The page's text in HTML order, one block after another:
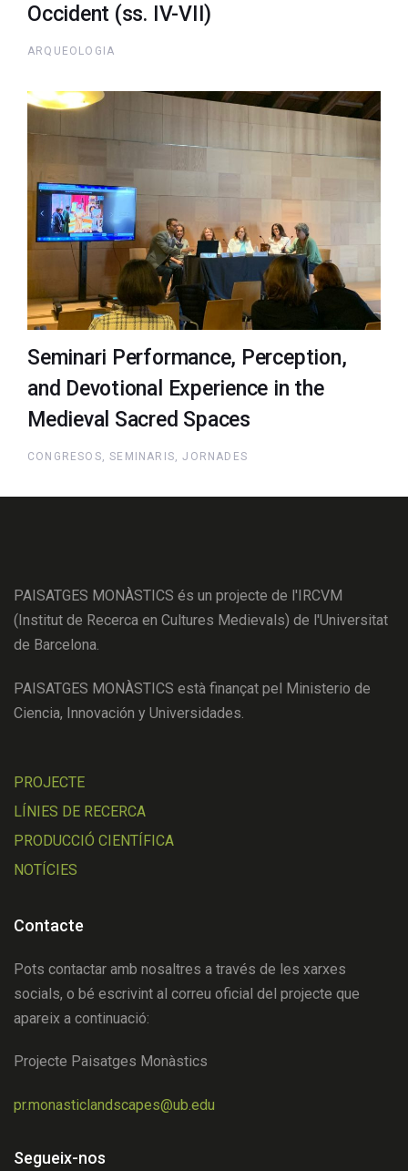
Occident (ss. IV-VII)
ARQUEOLOGIA
Seminari Performance, Perception,
and Devotional Experience in the
Medieval Sacred Spaces
CONGRESOS, SEMINARIS, JORNADES
PAISATGES MONÀSTICS és un projecte de l'IRCVM
(Institut de Recerca en Cultures Medievals) de l'Universitat
de Barcelona.
PAISATGES MONÀSTICS està finançat pel Ministerio de
Ciencia, Innovación y Universidades.
PROJECTE
LÍNIES DE RECERCA
PRODUCCIÓ CIENTÍFICA
NOTÍCIES
Contacte
Pots contactar amb nosaltres a través de les xarxes
socials, o bé escrivint al correu oficial del projecte que
apareix a continuació:
Projecte Paisatges Monàstics
pr.monasticlandscapes@ub.edu
Segueix-nos